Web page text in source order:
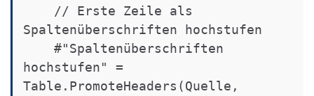
Spaltenüberschriften hochstufen
hochstufen" =
Table.PromoteHeaders(Quelle,